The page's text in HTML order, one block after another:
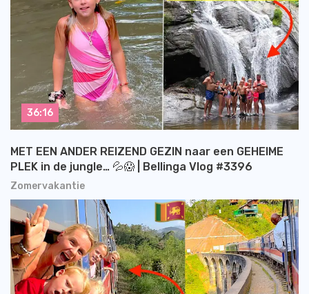
Zomervakantie
MET EEN ANDER REIZEND GEZIN naar een GEHEIME
PLEK in de jungle… 💦😱 | Bellinga Vlog #3396
36:16